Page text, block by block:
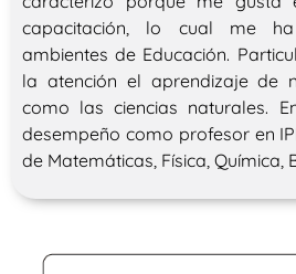
capacitación, lo cual me
ambientes de Educación.
la atención el aprendizaje de
como las ciencias naturales.
desempeño como profesor en
de Matemáticas, Física, Química,